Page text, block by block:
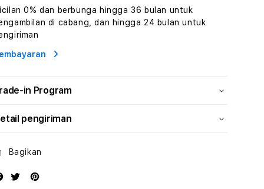
Human
AI
dan
Karakter
Digital
Human
AI
0% dan berbunga hingga 36 bulan untuk
di cabang, dan hingga 24 bulan untuk
in Program
pengiriman
Bagikan